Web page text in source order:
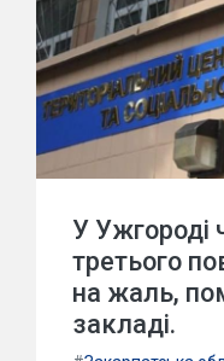
У Ужгороді
третього
на жаль,
закладі.